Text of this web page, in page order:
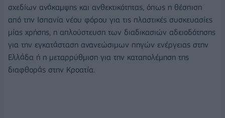
σχεδίων ανάκαμψης και ανθεκτικότητας, όπως η θέσπιση
από την Ισπανία νέου φόρου για τις πλαστικές συσκευασίες
μίας χρήσης, η απλούστευση των διαδικασιών αδειοδότησης
για την εγκατάσταση ανανεώσιμων πηγών ενέργειας στην
Ελλάδα ή η μεταρρύθμιση για την καταπολέμηση της
διαφθοράς στην Κροατία.